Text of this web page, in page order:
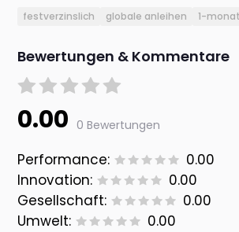
festverzinslich globale anleihen 1-
Bewertungen & Kommentare
0.00 0 Bewertungen
Performance:
0.00
Innovation:
0.00
Gesellschaft:
0.00
Umwelt:
0.00